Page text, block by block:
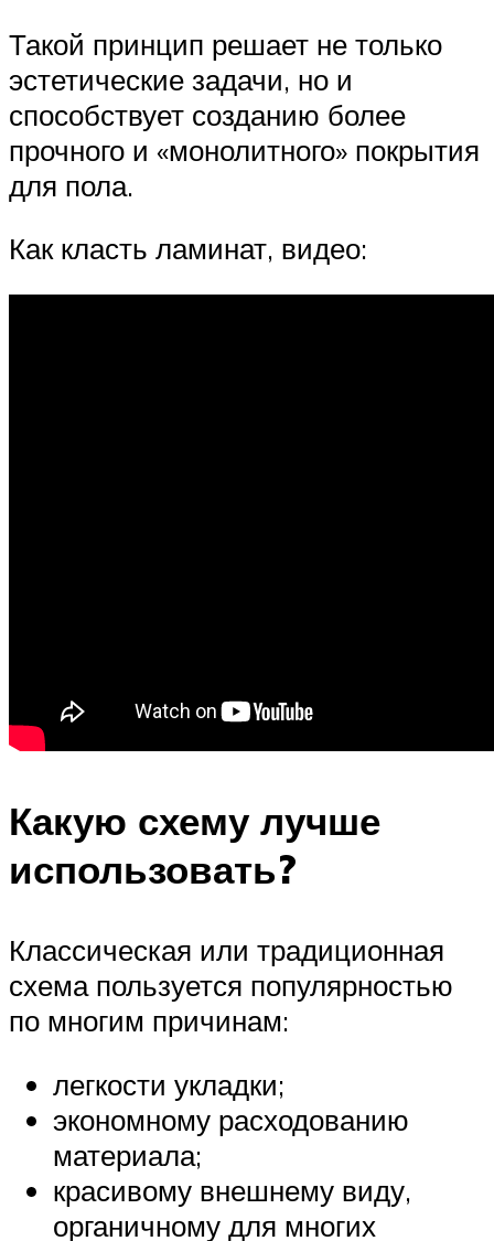
Такой принцип решает не только
эстетические задачи, но и
способствует созданию более
прочного и «монолитного» покрытия
для пола.
Как класть ламинат, видео:
Какую схему лучше
использовать?
Классическая или традиционная
схема пользуется популярностью
по многим причинам:
легкости укладки;
экономному расходованию
материала;
красивому внешнему виду,
органичному для многих